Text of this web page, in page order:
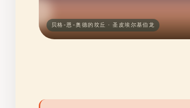
贝格-恩-奥德的坟丘 · 圣皮埃尔基伯龙